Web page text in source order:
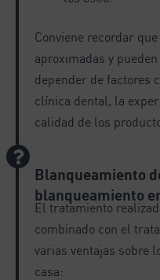
Conviene recordar
aproximadas y
depender de factores
clínica dental, la
calidad de los
Blanqueamiento
blanqueamiento
El tratamiento
combinado con el
varias ventajas sobre
casa: